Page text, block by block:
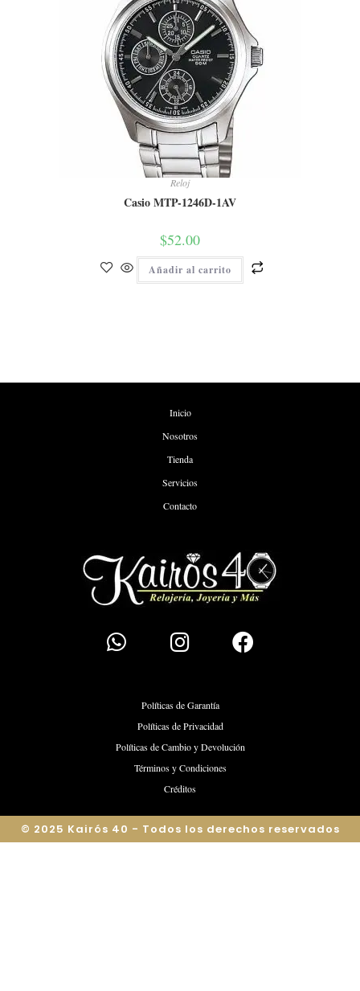
Reloj
Casio MTP-1246D-1AV
$52.00
Añadir al carrito
Inicio
Nosotros
Tienda
Servicios
Contacto
Políticas de Garantía
Políticas de Privacidad
Políticas de Cambio y Devolución
Términos y Condiciones
Créditos
© 2025 Kairós 40 - Todos los derechos reservados